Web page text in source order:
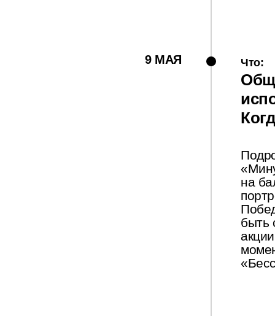
9 МАЯ Что:
на
быть